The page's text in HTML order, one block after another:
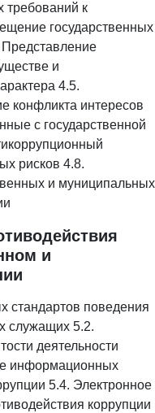
к
государственных
и
4.5.
конфликта интересов
с государственной
рисков 4.8.
и муниципальных
и
стандартов поведения
служащих 5.2.
деятельности
информационных
5.4. Электронное
коррупции